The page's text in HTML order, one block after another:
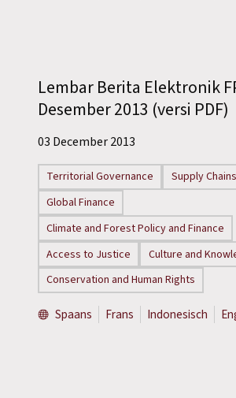
Lembar Berita Elektronik
Desember 2013 (versi PDF)
03 December 2013
Territorial Governance
Supply
Global Finance
Climate and Forest Policy and Finance
Access to Justice
Culture and
Conservation and Human Rights
Spaans Frans Indonesisch